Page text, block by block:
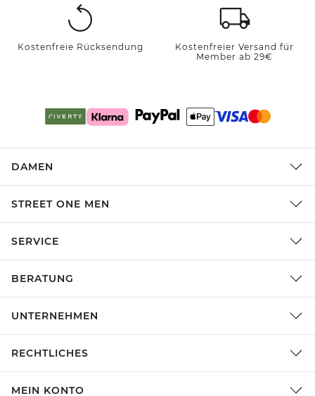
Kostenfreie Rücksendung
Kostenfreier Versand für
Member ab 29€
DAMEN
STREET ONE MEN
SERVICE
BERATUNG
UNTERNEHMEN
RECHTLICHES
MEIN KONTO